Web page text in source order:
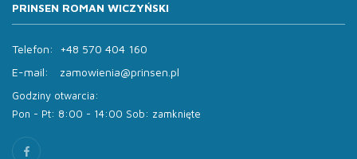
PRINSEN ROMAN WICZYŃSKI
Telefon:
+48 570 404 160
E-mail:
zamowienia@prinsen.pl
Godziny otwarcia:
Pon - Pt: 8:00 - 14:00 Sob: zamknięte